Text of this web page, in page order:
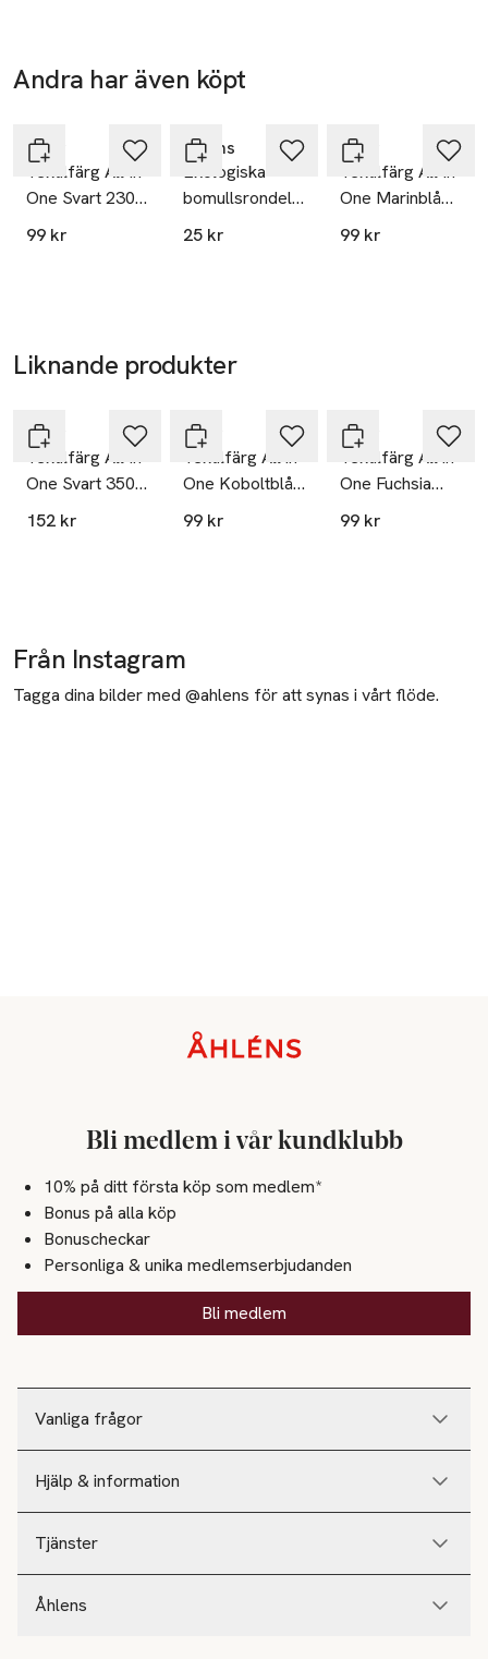
Box 11043 Bromma
Sweden
E-post
kundservice@alfort.se
Mobilnummer
SKU: 32171746
Andra har även köpt
Nitor
Textilfärg All In
One Svart 230
g
99 kr
Ta 2 betala
Åhléns
Ekologiska
bomullsrondeller,
80 st
25 kr
Nitor
Textilfärg All In
One Marinblå
230 g
99 kr
Liknande produkter
Nitor
Textilfärg All In
One Svart 350
g
152 kr
Nitor
Textilfärg All in
One Koboltblå
230 g
99 kr
Nitor
Textilfärg All in
One Fuchsia
230 g
99 kr
Från Instagram
Tagga dina bilder med @ahlens för att synas i vårt flöde.
Vanliga frågor
Hjälp & information
Tjänster
Åhlens
Bli medlem i vår kundklubb
10% på ditt första köp som medlem*
Bonus på alla köp
Bonuscheckar
Personliga & unika medlemserbjudanden
Bli medlem